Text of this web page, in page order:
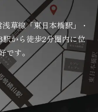
草線「東日本橋駅」・
から徒歩2分圏内に位
す。